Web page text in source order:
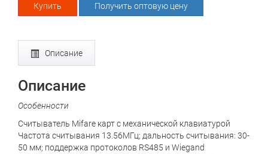
Купить Получить оптовую цену
Описание
Описание
Особенности
Считыватель Mifare карт с механической клавиатурой
Частота считывания 13.56МГц; дальность считывания: 30-
50 мм; поддержка протоколов RS485 и Wiegand